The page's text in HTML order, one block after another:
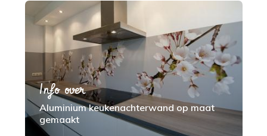
Info over
Aluminium keukenachterwand op maat
gemaakt